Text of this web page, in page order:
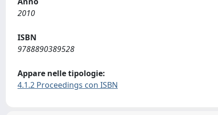
2010
ISBN
9788890389528
Appare nelle tipologie:
4.1.2 Proceedings con ISBN